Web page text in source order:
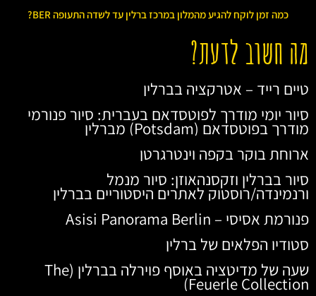
כמה זמן לוקח להגיע מהמלון במרכז ברלין עד לשדה התעופה BER?
מה חשוב לדעת?
טיים רייד – אטרקציה בברלין
סיור יומי מודרך לפוטסדאם בעברית: סיור פנורמי
מודרך בפוטסדאם (Potsdam) מברלין
ארוחת בוקר בקפה וינטרגרטן
סיור בברלין וזקסנהאוזן: סיור מנמל
ורנמינדה/רוסטוק לאתרים היסטוריים בברלין
פנורמת אסיסי – Asisi Panorama Berlin
סטודיו הפלאים של ברלין
שעה של מדיטציה באוסף פוירלה בברלין (The
Feuerle Collection)